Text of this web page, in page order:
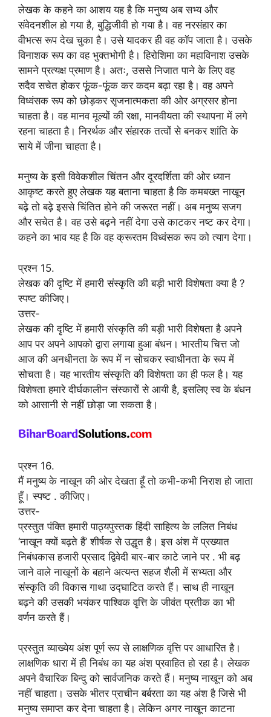
लेखक के कहने का आशय यह है कि मनुष्य अब सभ्य और
संवेदनशील हो गया है, बुद्धिजीवी हो गया है। वह नरसंहार का
वीभत्स रूप देख चुका है। उसे यादकर ही वह कॉप जाता है। उसके
विनाशक रूप का वह भुक्तभोगी है। हिरोशिमा का महाविनाश उसके
सामने प्रत्यक्ष प्रमाण है। अतः, उससे निजात पाने के लिए वह
सदैव सचेत होकर फूंक-फूंक कर कदम बढ़ा रहा है। वह अपने
विध्वंसक रूप को छोड़कर सृजनात्मकता की ओर अग्रसर होना
चाहता है। वह मानव मूल्यों की रक्षा, मानवीयता की स्थापना में लगे
रहना चाहता है। निरर्थक और संहारक तत्वों से बनकर शांति के
साये में जीना चाहता है।
मनुष्य के इसी विवेकशील चिंतन और दूरदर्शिता की ओर ध्यान
आकृष्ट करते हुए लेखक यह बताना चाहता है कि कमबख्त नाखून
बढ़े तो बढ़े इससे चिंतित होने की जरूरत नहीं। अब मनुष्य सजग
और सचेत है। वह उसे बढ़ने नहीं देगा उसे काटकर नष्ट कर देगा।
कहने का भाव यह है कि वह क्रूरतम विध्वंसक रूप को त्याग देगा।
प्रश्न 15.
लेखक की दृष्टि में हमारी संस्कृति की बड़ी भारी विशेषता क्या है ?
स्पष्ट कीजिए।
उत्तर-
लेखक की दृष्टि में हमारी संस्कृति की बड़ी भारी विशेषता है अपने
आप पर अपने आपको द्वारा लगाया हुआ बंधन। भारतीय चित्त जो
आज की अनधीनता के रूप में न सोचकर स्वाधीनता के रूप में
सोचता है। यह भारतीय संस्कृति की विशेषता का ही फल है। यह
विशेषता हमारे दीर्घकालीन संस्कारों से आयी है, इसलिए स्व के बंधन
को आसानी से नहीं छोड़ा जा सकता है।
प्रश्न 16.
मैं मनुष्य के नाखून की ओर देखता हूँ तो कभी-कभी निराश हो जाता
हूँ। स्पष्ट . कीजिए।
उत्तर-
प्रस्तुत पंक्ति हमारी पाठ्यपुस्तक हिंदी साहित्य के ललित निबंध
‘नाखून क्यों बढ़ते हैं’ शीर्षक से उद्धृत है। इस अंश में प्रख्यात
निबंधकास हजारी प्रसाद द्विवेदी बार-बार काटे जाने पर . भी बढ़
जाने वाले नाखूनों के बहाने अत्यन्त सहज शैली में सभ्यता और
संस्कृति की विकास गाथा उद्घाटित करते हैं। साथ ही नाखून
बढ़ने की उसकी भयंकर पाश्विक वृत्ति के जीवंत प्रतीक का भी
वर्णन करते हैं।
प्रस्तुत व्याख्येय अंश पूर्ण रूप से लाक्षणिक वृत्ति पर आधारित है।
लाक्षणिक धारा में ही निबंध का यह अंश प्रवाहित हो रहा है। लेखक
अपने वैचारिक बिन्दु को सार्वजनिक करते हैं। मनुष्य नाखून को अब
नहीं चाहता। उसके भीतर प्राचीन बर्बरता का यह अंश है जिसे भी
मनुष्य समाप्त कर देना चाहता है। लेकिन अगर नाखून काटना